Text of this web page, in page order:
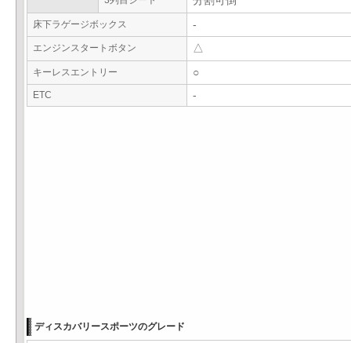
床下ラゲージボックス -
エンジンスタートボタン △
キーレスエントリー ○
ETC -
ディスカバリースポーツのグレード